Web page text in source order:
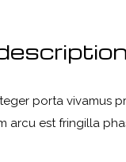
porta vivamus
arcu est fringilla